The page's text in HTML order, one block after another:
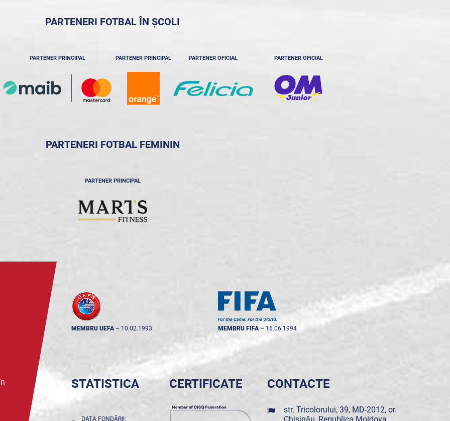
PARTENERI FOTBAL ÎN ȘCOLI
PARTENER PRINCIPAL PARTENER PRINCIPAL PARTENER OFICIAL PARTENER OFICIAL
PARTENERI FOTBAL FEMININ
PARTENER PRINCIPAL
MEMBRU UEFA -- 10.02.1993 MEMBRU FIFA -- 16.06.1994
STATISTICA
DATA FONDĂRII:
CERTIFICATE CONTACTE
str. Tricolorului, 39, MD-2012, or.
Chișinău, Republica Moldova